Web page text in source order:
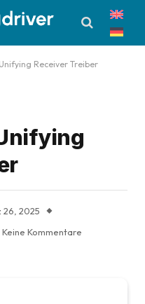
Receiver Treiber
26, 2025
Keine Kommentare